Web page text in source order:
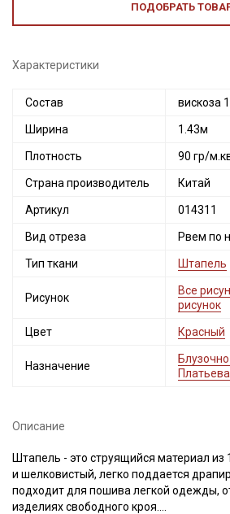
ПОДОБРАТЬ
Характеристики
Состав вискоза
Ширина 1.43м
Плотность 90 гр/
Страна производитель Китай
Артикул 014311
Вид отреза Рвем по
Тип ткани Штапель
Рисунок
Все
рисунок
Цвет Красный
Назначение
Описание
Штапель - это струящийся материал из
и шелковистый, легко поддается
подходит для пошива легкой одежды,
изделиях свободного кроя.